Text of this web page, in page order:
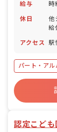
給与 時
休日
他
給
アクセス
駅
パート・アル
認定こども